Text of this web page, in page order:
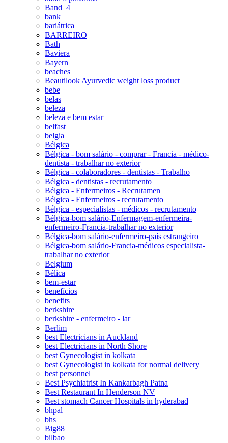
Band_4
bank
bariátrica
BARREIRO
Bath
Baviera
Bayern
beaches
Beautilook Ayurvedic weight loss product
bebe
belas
beleza
beleza e bem estar
belfast
belgia
Bélgica
Bélgica - bom salário - comprar - Francia - médico-
dentista - trabalhar no exterior
Bélgica - colaboradores - dentistas - Trabalho
Bélgica - dentistas - recrutamento
Bélgica - Enfermeiros - Recrutamen
Bélgica - Enfermeiros - recrutamento
Bélgica - especialistas - médicos - recrutamento
Bélgica-bom salário-Enfermagem-enfermeira-
enfermeiro-Francia-trabalhar no exterior
Bélgica-bom salário-enfermeiro-país estrangeiro
Bélgica-bom salário-Francia-médicos especialista-
trabalhar no exterior
Belgium
Bélica
bem-estar
benefícios
benefits
berkshire
berkshire - enfermeiro - lar
Berlim
best Electricians in Auckland
best Electricians in North Shore
best Gynecologist in kolkata
best Gynecologist in kolkata for normal delivery
best personnel
Best Psychiatrist In Kankarbagh Patna
Best Restaurant In Henderson NV
Best stomach Cancer Hospitals in hyderabad
bhpal
bhs
Big88
bilbao